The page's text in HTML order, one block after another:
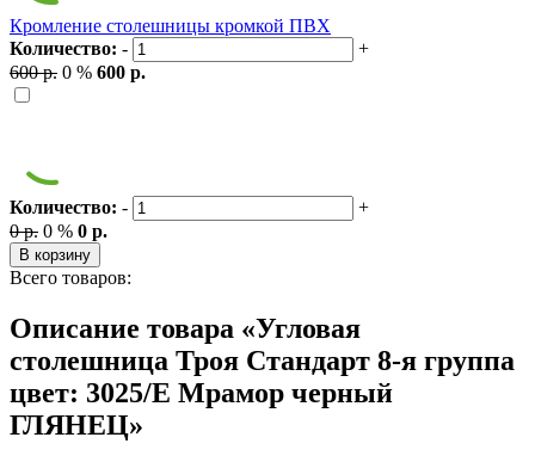
Кромление столешницы кромкой ПВХ
Количество: -
+
600 р. 0 % 600 р.
Количество: -
+
0 р. 0 % 0 р.
В корзину
Всего товаров:
Описание товара «Угловая
столешница Троя Стандарт 8-я группа
цвет: 3025/E Мрамор черный
ГЛЯНЕЦ»